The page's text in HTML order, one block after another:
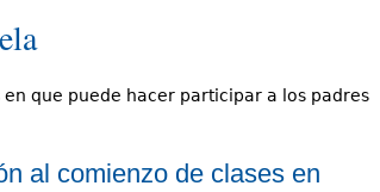
que puede hacer participar a los padres
al comienzo de clases en